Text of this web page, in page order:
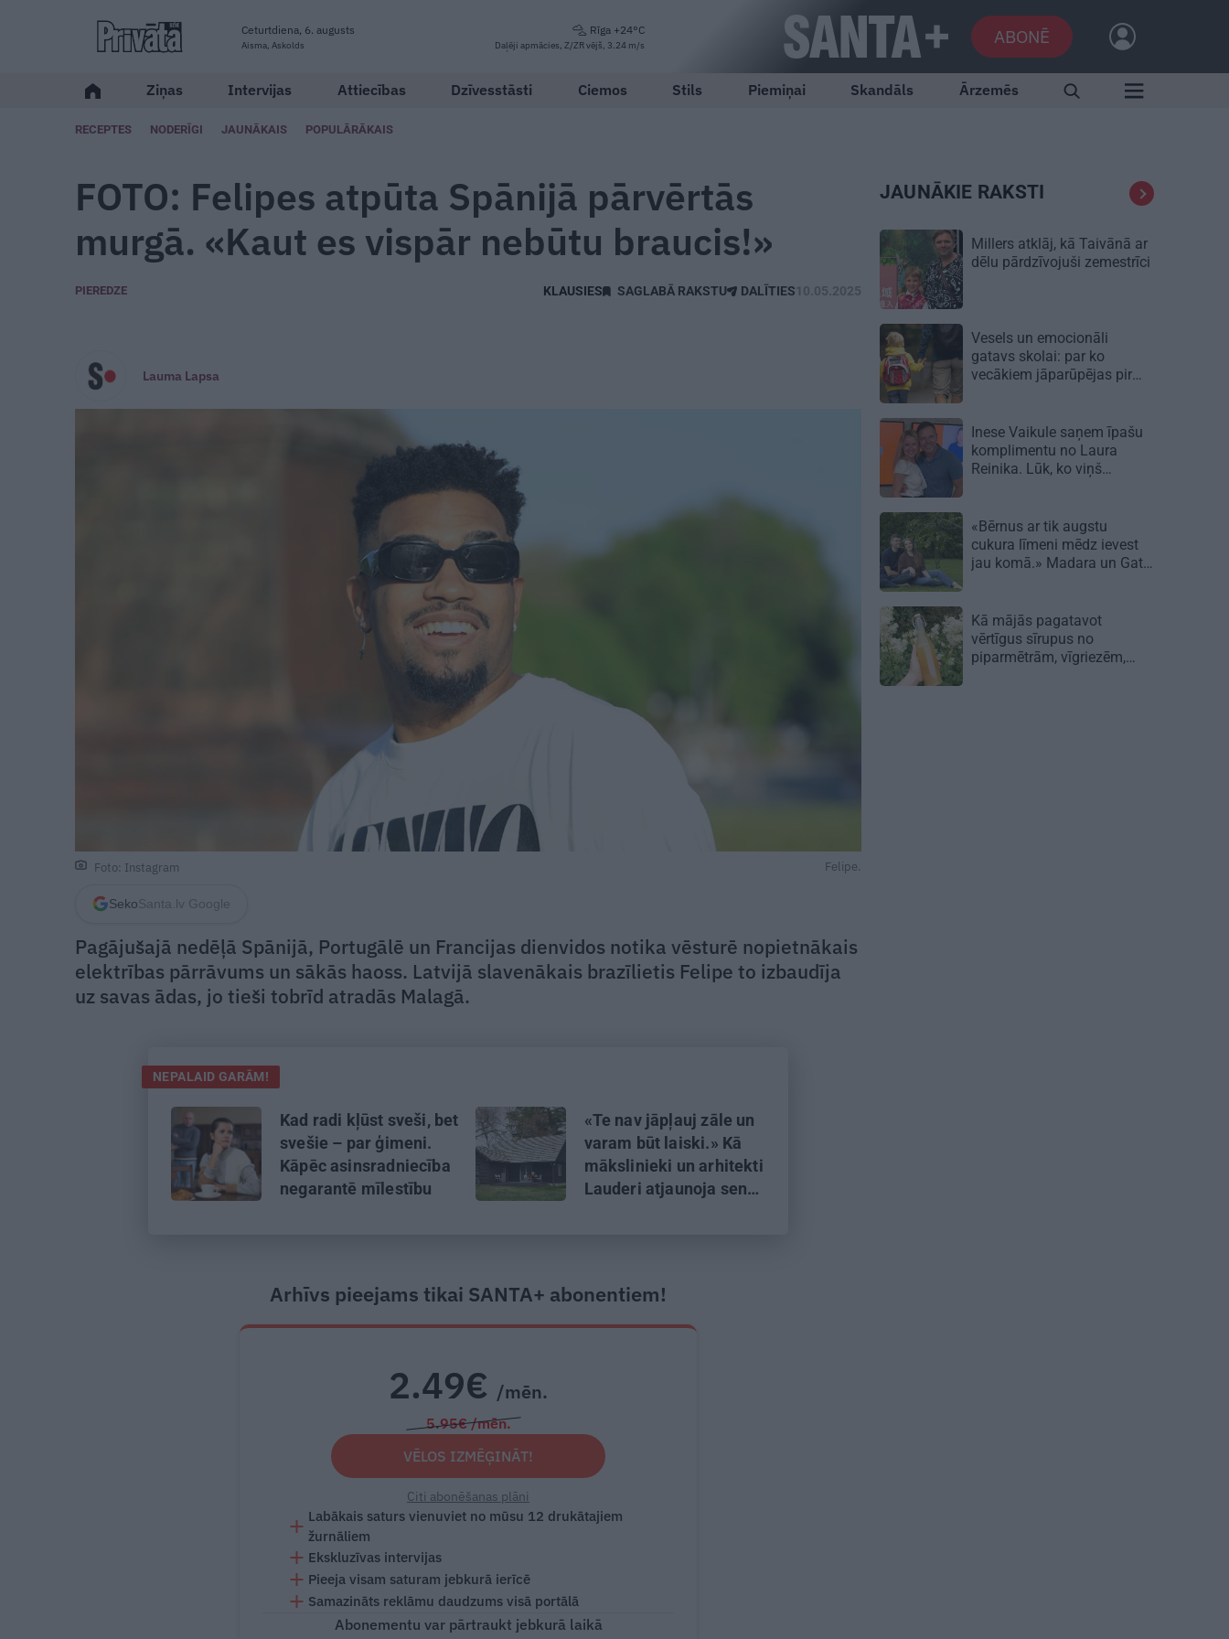
Ceturtdiena, 6. augusts
Aisma, Askolds
Rīga +24°C
Daļēji apmācies, Z/ZR vējš, 3.24 m/s ABONĒ
Ziņas Intervijas Attiecības Dzīvesstāsti Ciemos Stils Piemiņai Skandāls Ārzemēs
RECEPTES NODERĪGI JAUNĀKAIS POPULĀRĀKAIS
FOTO: Felipes atpūta Spānijā pārvērtās
murgā. «Kaut es vispār nebūtu braucis!»
PIEREDZE SAGLABĀ RAKSTU DALĪTIES10.05.2025
Lauma Lapsa
Foto: Instagram Felipe.
Seko Santa.lv Google
Pagājušajā nedēļā Spānijā, Portugālē un Francijas dienvidos notika vēsturē nopietnākais
elektrības pārrāvums un sākās haoss. Latvijā slavenākais brazīlietis Felipe to izbaudīja
uz savas ādas, jo tieši tobrīd atradās Malagā.
NEPALAID GARĀM!
Kad radi kļūst sveši, bet
svešie – par ģimeni.
Kāpēc asinsradniecība
negarantē mīlestību
«Te nav jāpļauj zāle un
varam būt laiski.» Kā
mākslinieki un arhitekti
Lauderi atjaunoja senu
Arhīvs pieejams tikai SANTA+ abonentiem!
2.49€ /mēn.
5.95€ /mēn.
VĒLOS IZMĒĢINĀT!
Citi abonēšanas plāni
Labākais saturs vienuviet no mūsu 12 drukātajiem
žurnāliem
Ekskluzīvas intervijas
Pieeja visam saturam jebkurā ierīcē
Samazināts reklāmu daudzums visā portālā
Abonementu var pārtraukt jebkurā laikā
JAUNĀKIE RAKSTI
Millers atklāj, kā Taivānā ar
dēlu pārdzīvojuši zemestrīci
Vesels un emocionāli
gatavs skolai: par ko
vecākiem jāparūpējas pirms
Inese Vaikule saņem īpašu
komplimentu no Laura
Reinika. Lūk, ko viņš
«Bērnus ar tik augstu
cukura līmeni mēdz ievest
jau komā.» Madara un Gatis
Kā mājās pagatavot
vērtīgus sīrupus no
piparmētrām, vīgriezēm,